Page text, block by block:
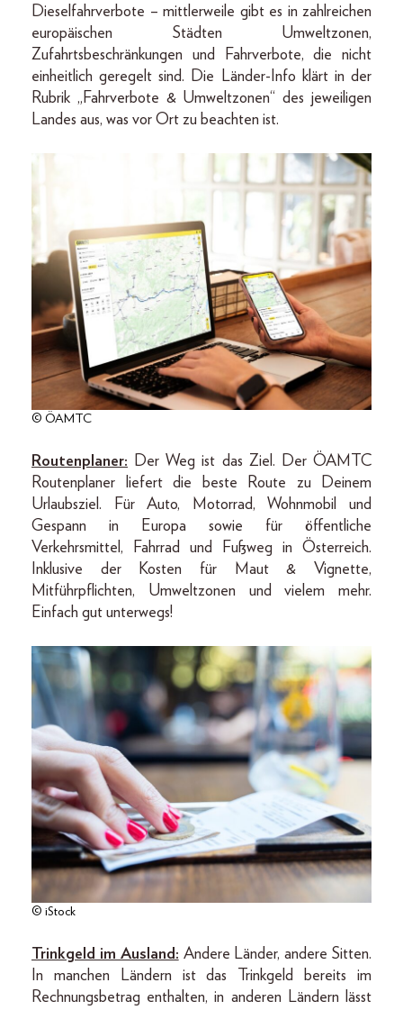
Dieselfahrverbote – mittlerweile gibt es in zahlreichen
europäischen Städten Umweltzonen,
Zufahrtsbeschränkungen und Fahrverbote, die nicht
einheitlich geregelt sind. Die Länder-Info klärt in der
Rubrik „Fahrverbote & Umweltzonen“ des jeweiligen
Landes aus, was vor Ort zu beachten ist.
© ÖAMTC
Routenplaner: Der Weg ist das Ziel. Der ÖAMTC
Routenplaner liefert die beste Route zu Deinem
Urlaubsziel. Für Auto, Motorrad, Wohnmobil und
Gespann in Europa sowie für öffentliche
Verkehrsmittel, Fahrrad und Fußweg in Österreich.
Inklusive der Kosten für Maut & Vignette,
Mitführpflichten, Umweltzonen und vielem mehr.
Einfach gut unterwegs!
© iStock
Trinkgeld im Ausland: Andere Länder, andere Sitten.
In manchen Ländern ist das Trinkgeld bereits im
Rechnungsbetrag enthalten, in anderen Ländern lässt